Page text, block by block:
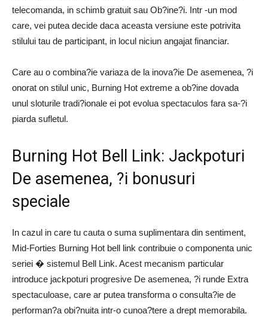
telecomanda, in schimb gratuit sau Ob?ine?i. Intr -un mod
care, vei putea decide daca aceasta versiune este potrivita
stilului tau de participant, in locul niciun angajat financiar.
Care au o combina?ie variaza de la inova?ie De asemenea, ?i
onorat on stilul unic, Burning Hot extreme a ob?ine dovada
unul sloturile tradi?ionale ei pot evolua spectaculos fara sa-?i
piarda sufletul.
Burning Hot Bell Link: Jackpoturi
De asemenea, ?i bonusuri
speciale
In cazul in care tu cauta o suma suplimentara din sentiment,
Mid-Forties Burning Hot bell link contribuie o componenta unic
seriei � sistemul Bell Link. Acest mecanism particular
introduce jackpoturi progresive De asemenea, ?i runde Extra
spectaculoase, care ar putea transforma o consulta?ie de
performan?a obi?nuita intr-o cunoa?tere a drept memorabila.